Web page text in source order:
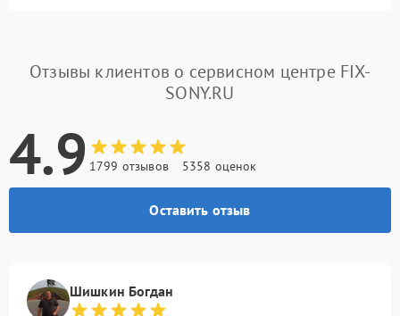
Отзывы клиентов о сервисном центре FIX-
SONY.RU
4.9 1799 отзывов 5358 оценок
Оставить отзыв
Шишкин Богдан